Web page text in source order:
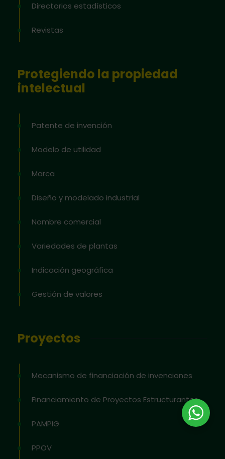
Directorios estadísticos
Revistas
Protegiendo la propiedad
intelectual
Patente de invención
Modelo de utilidad
Marca
Diseño y modelado industrial
Nombre comercial
Variedades de plantas
Indicación geográfica
Gestión de valores
Proyectos
Mecanismo de financiación de invenciones
Financiamiento de Proyectos Estructurantes
PAMPIG
PPOV